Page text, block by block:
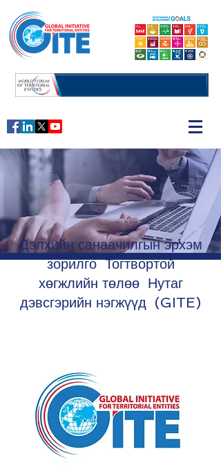
Дэлхийн санаачилгын эрхэм
зорилго Тогтвортой
хөгжлийн төлөө Нутаг
дэвсгэрийн нэгжүүд (GITE)